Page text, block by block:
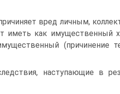
вред личным,
иметь как имущественный
(причинение
насту­пающие в